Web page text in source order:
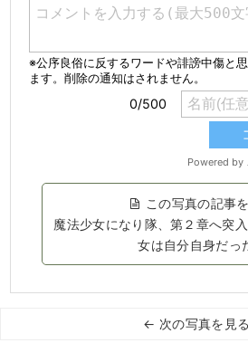
この写真の記事
魔法少女になり隊、第２章へ突
女は自分自身だっ
← 次の写真を見る